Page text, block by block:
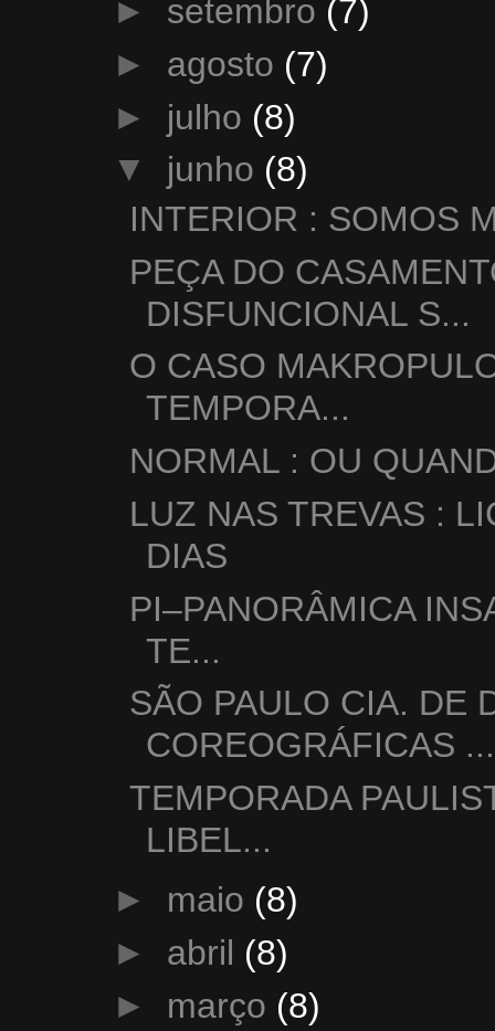
► setembro (7)
► agosto (7)
► julho (8)
▼ junho (8)
INTERIOR : SOMOS
PEÇA DO
DISFUNCIONAL S...
O CASO
TEMPORA...
NORMAL : OU
LUZ NAS TREVAS :
DIAS
PI–PANORÂMICA
TE...
SÃO PAULO CIA. DE
COREOGRÁFICAS ...
TEMPORADA
LIBEL...
► maio (8)
► abril (8)
► março (8)